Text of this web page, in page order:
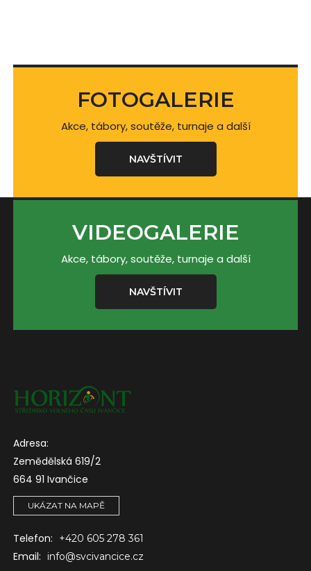
FOTOGALERIE
Akce, tábory, soutěže, turnaje a další
NAVŠTÍVIT
VIDEOGALERIE
Akce, tábory, soutěže, turnaje a další
NAVŠTÍVIT
Adresa:
Zemědělská 619/2
664 91 Ivančice
UKÁZAT NA MAPĚ
Telefon: +420 605 278 361
Email: info@svcivancice.cz